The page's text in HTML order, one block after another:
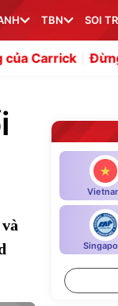
TBN SOI
Đừng để hào